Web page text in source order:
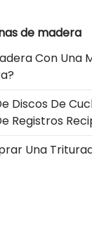
de madera
Con Una
Discos De
Registros
Una